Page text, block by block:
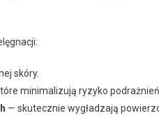
skóry.
minimalizują ryzyko podrażnień.
— skutecznie wygładzają